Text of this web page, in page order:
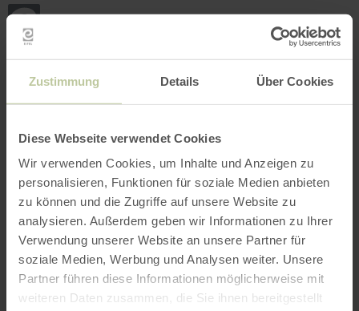
Zustimmung Details Über Cookies
Diese Webseite verwendet Cookies
Wir verwenden Cookies, um Inhalte und Anzeigen zu
personalisieren, Funktionen für soziale Medien anbieten
zu können und die Zugriffe auf unsere Website zu
analysieren. Außerdem geben wir Informationen zu Ihrer
Verwendung unserer Website an unsere Partner für
soziale Medien, Werbung und Analysen weiter. Unsere
Partner führen diese Informationen möglicherweise mit
weiteren Daten zusammen, die Sie ihnen bereitgestellt
Aller au contenu principal
Aller à la recherche
Aller à la navigation
Aller au pied de page
Retour
à
page
d'accueil
RECHERCHE MENU
L'offre de loisirs listée ci-dessous a été publiée
par le prestataire EIFELADVENTURES sur la
prestataire EIFELADVENTURES est seul
responsable du contenu.